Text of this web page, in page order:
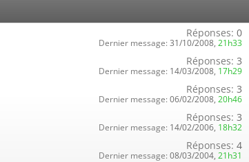
Réponses: 0
Dernier message: 31/10/2008, 21h33
Réponses: 3
Dernier message: 14/03/2008, 17h29
Réponses: 3
Dernier message: 06/02/2008, 20h46
Réponses: 3
Dernier message: 14/02/2006, 18h32
Réponses: 4
Dernier message: 08/03/2004, 21h31